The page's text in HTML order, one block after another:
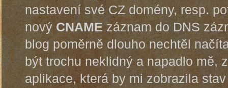
nastavení své CZ domény, resp.
novýCNAMEzáznam do DNS
blog poměrně dlouho nechtěl
být trochu neklidný a napadlo mě,
aplikace, která by mi zobrazila